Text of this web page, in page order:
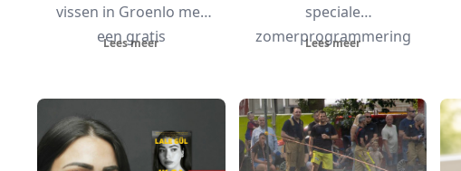
vissen in Groenlo met
een gratis
Lees meer
speciale
zomerprogrammering
kunnen gezinnen
genieten...
Lees meer